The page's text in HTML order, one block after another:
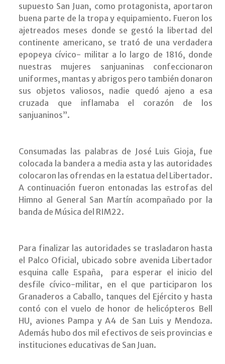
supuesto San Juan, como protagonista, aportaron
buena parte de la tropa y equipamiento. Fueron los
ajetreados meses donde se gestó la libertad del
continente americano, se trató de una verdadera
epopeya cívico- militar a lo largo de 1816, donde
nuestras mujeres sanjuaninas confeccionaron
uniformes, mantas y abrigos pero también donaron
sus objetos valiosos, nadie quedó ajeno a esa
cruzada que inflamaba el corazón de los
sanjuaninos”.
Consumadas las palabras de José Luis Gioja, fue
colocada la bandera a media asta y las autoridades
colocaron las ofrendas en la estatua del Libertador.
A continuación fueron entonadas las estrofas del
Himno al General San Martín acompañado por la
banda de Música del RIM22.
Para finalizar las autoridades se trasladaron hasta
el Palco Oficial, ubicado sobre avenida Libertador
esquina calle España, para esperar el inicio del
desfile cívico-militar, en el que participaron los
Granaderos a Caballo, tanques del Ejército y hasta
contó con el vuelo de honor de helicópteros Bell
HU, aviones Pampa y A4 de San Luis y Mendoza.
Además hubo dos mil efectivos de seis provincias e
instituciones educativas de San Juan.